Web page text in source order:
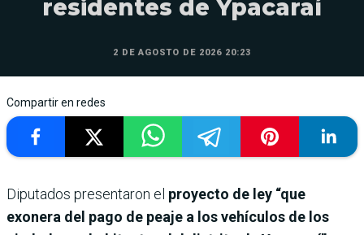
residentes de Ypacaraí
2 DE AGOSTO DE 2026 20:23
Compartir en redes
Diputados presentaron el proyecto de ley “que
exonera del pago de peaje a los vehículos de los